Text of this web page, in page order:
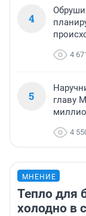
4
4
5
главу
4
МНЕНИЕ
Тепло для
холодно в